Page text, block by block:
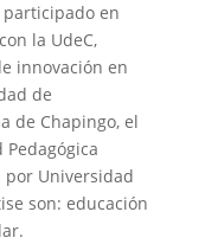
participado en
la UdeC,
innovación en
de
de Chapingo, el
por Universidad
son: educación